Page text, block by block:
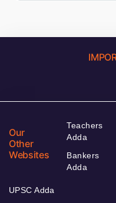
Our
Other
Websites
Teachers
Adda
Bankers
Adda
UPSC Adda